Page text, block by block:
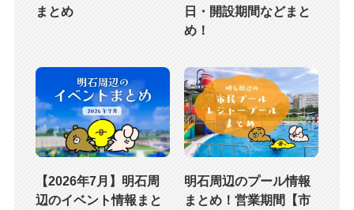
まとめ
日・開設期間などまと
め！
【2026年7月】明石周
辺のイベント情報まと
明石周辺のプール情報
まとめ！営業期間【市